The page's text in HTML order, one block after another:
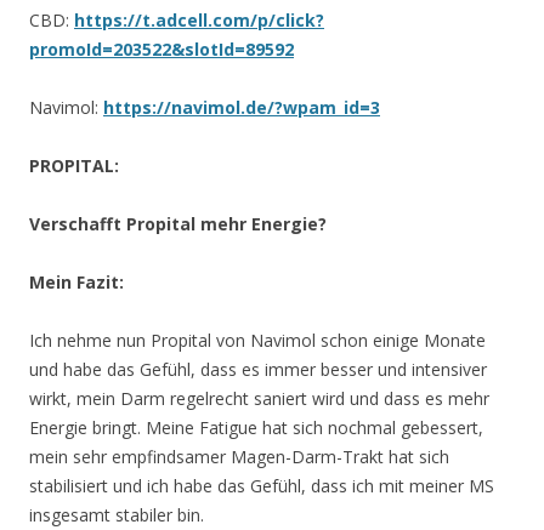
CBD: https://t.adcell.com/p/click?
promoId=203522&slotId=89592
Navimol: https://navimol.de/?wpam_id=3
PROPITAL:
Verschafft Propital mehr Energie?
Mein Fazit:
Ich nehme nun Propital von Navimol schon einige Monate
und habe das Gefühl, dass es immer besser und intensiver
wirkt, mein Darm regelrecht saniert wird und dass es mehr
Energie bringt. Meine Fatigue hat sich nochmal gebessert,
mein sehr empfindsamer Magen-Darm-Trakt hat sich
stabilisiert und ich habe das Gefühl, dass ich mit meiner MS
insgesamt stabiler bin.